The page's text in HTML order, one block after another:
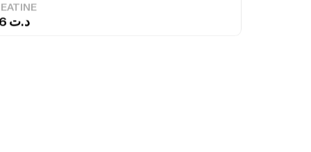
د.ت